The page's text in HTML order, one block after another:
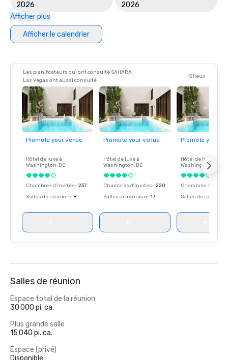
2026
2026
Afficher plus
Afficher le calendrier
Les planificateurs qui ont consulté SAHARA
Las Vegas ont aussi consulté
5 lieux
Promote your venue
Hôtel de luxe à
Washington, DC
Chambres d'invités: 237
Salles de réunion: 8
Promote your venue
Hôtel de luxe à
Washington, DC
Chambres d'invités: 220
Salles de réunion: 17
Promote your
Hôtel de luxe à
Washington
Chambres
Salles de réunion
Salles de réunion
Espace total de la réunion
30 000 pi. ca.
Plus grande salle
15 040 pi. ca.
Espace (privé)
Disponible